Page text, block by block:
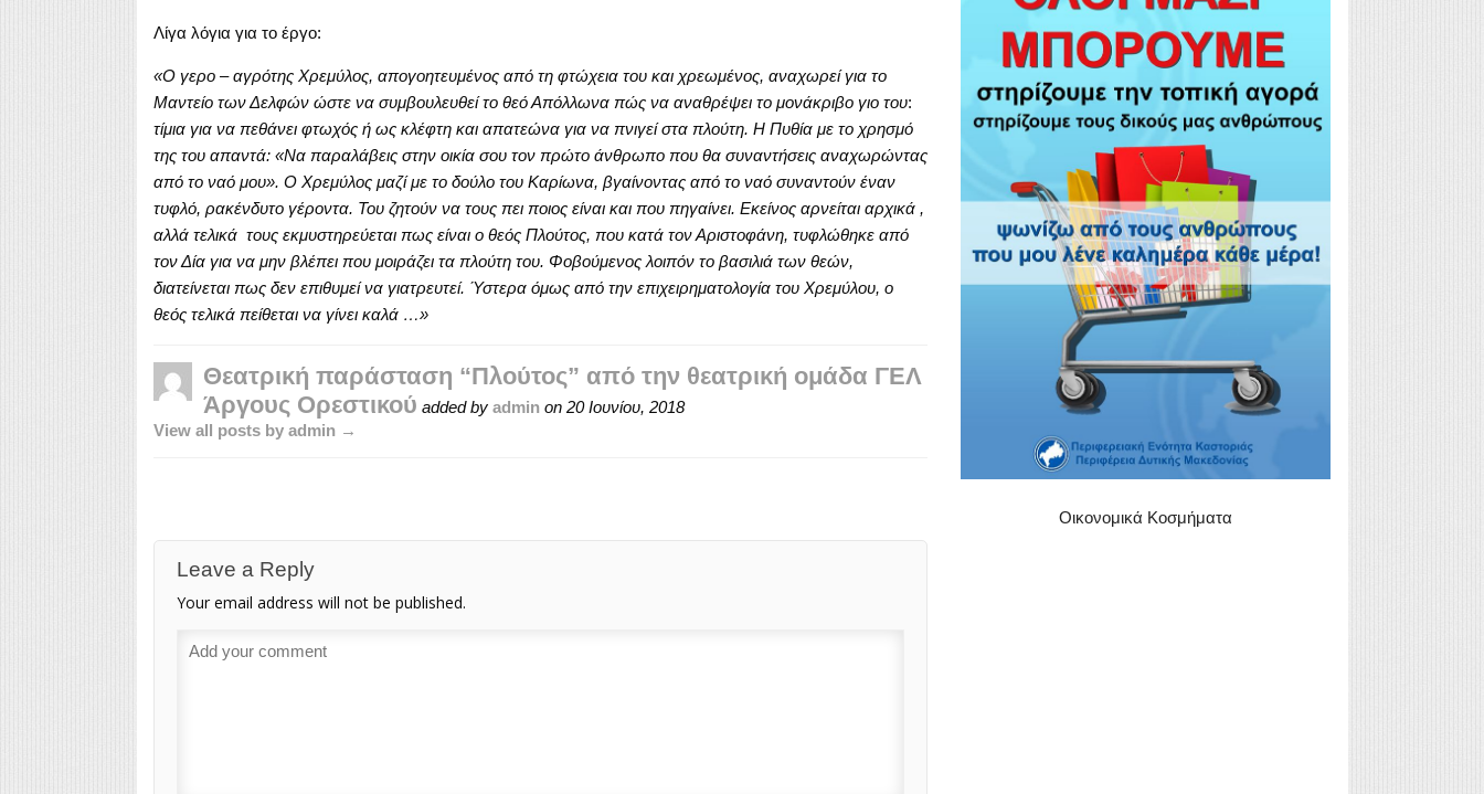
Λίγα λόγια για το έργο:
«Ο γερο – αγρότης Χρεμύλος, απογοητευμένος από τη φτώχεια του και χρεωμένος, αναχωρεί για το
Μαντείο των Δελφών ώστε να συμβουλευθεί το θεό Απόλλωνα πώς να αναθρέψει το μονάκριβο γιο του:
τίμια για να πεθάνει φτωχός ή ως κλέφτη και απατεώνα για να πνιγεί στα πλούτη. Η Πυθία με το χρησμό
της του απαντά: «Να παραλάβεις στην οικία σου τον πρώτο άνθρωπο που θα συναντήσεις αναχωρώντας
από το ναό μου». Ο Χρεμύλος μαζί με το δούλο του Καρίωνα, βγαίνοντας από το ναό συναντούν έναν
τυφλό, ρακένδυτο γέροντα. Του ζητούν να τους πει ποιος είναι και που πηγαίνει. Εκείνος αρνείται αρχικά ,
αλλά τελικά τους εκμυστηρεύεται πως είναι ο θεός Πλούτος, που κατά τον Αριστοφάνη, τυφλώθηκε από
τον Δία για να μην βλέπει που μοιράζει τα πλούτη του. Φοβούμενος λοιπόν το βασιλιά των θεών,
διατείνεται πως δεν επιθυμεί να γιατρευτεί. Ύστερα όμως από την επιχειρηματολογία του Χρεμύλου, ο
θεός τελικά πείθεται να γίνει καλά …»
Θεατρική παράσταση “Πλούτος” από την θεατρική ομάδα ΓΕΛ
Άργους Ορεστικού added by adminon 20 Ιουνίου, 2018
View all posts by admin →
Leave a Reply
Your email address will not be published.
Οικονομικά Κοσμήματα